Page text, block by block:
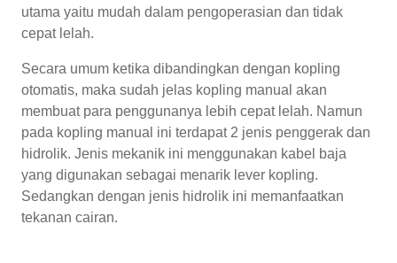
utama yaitu mudah dalam pengoperasian dan tidak
cepat lelah.
Secara umum ketika dibandingkan dengan kopling
otomatis, maka sudah jelas kopling manual akan
membuat para penggunanya lebih cepat lelah. Namun
pada kopling manual ini terdapat 2 jenis penggerak dan
hidrolik. Jenis mekanik ini menggunakan kabel baja
yang digunakan sebagai menarik lever kopling.
Sedangkan dengan jenis hidrolik ini memanfaatkan
tekanan cairan.